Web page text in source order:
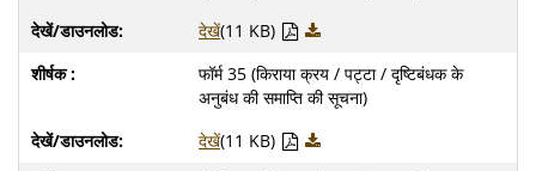
देखें(11 KB)
फॉर्म 35 (किराया क्रय / पट्टा / दृष्टिबंधक के
अनुबंध की समाप्ति की सूचना)
देखें(11 KB)